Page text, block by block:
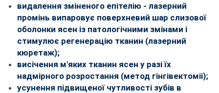
видалення зміненого епітелію - лазерний
промінь випаровує поверхневий шар слизової
оболонки ясен із патологічними змінами і
стимулює регенерацію тканин (лазерний
кюретаж);
висічення м'яких тканин ясен у разі їх
надмірного розростання (метод гінгівектоміі);
усунення підвищеної чутливості зубів в